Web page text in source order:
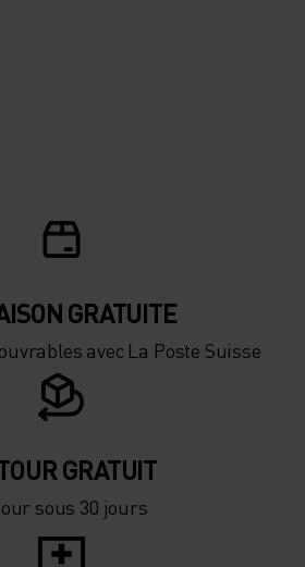
GRATUITE
avec La Poste Suisse
GRATUIT
sous 30 jours